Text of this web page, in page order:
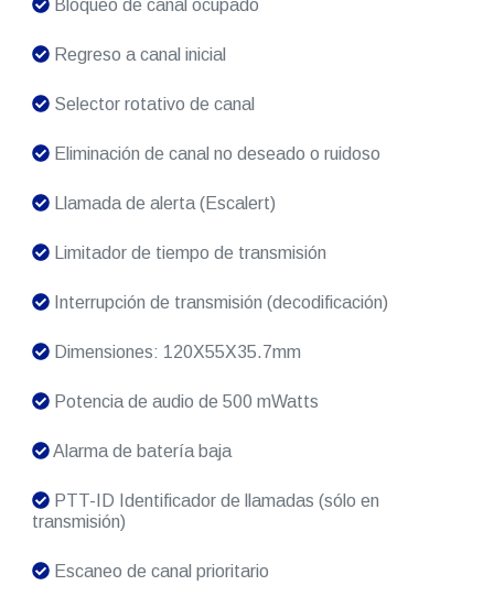
Bloqueo de canal ocupado
Regreso a canal inicial
Selector rotativo de canal
Eliminación de canal no deseado o ruidoso
Llamada de alerta (Escalert)
Limitador de tiempo de transmisión
Interrupción de transmisión (decodificación)
Dimensiones: 120X55X35.7mm
Potencia de audio de 500 mWatts
Alarma de batería baja
PTT-ID Identificador de llamadas (sólo en
transmisión)
Escaneo de canal prioritario